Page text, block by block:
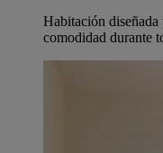
Habitación
comodidad durante